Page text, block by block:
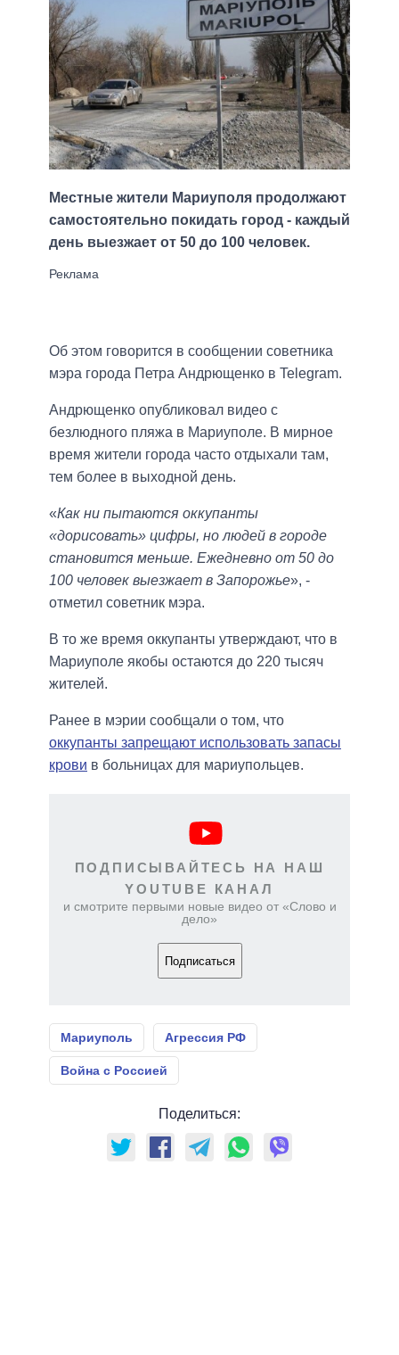
Местные жители Мариуполя продолжают
самостоятельно покидать город - каждый
день выезжает от 50 до 100 человек.
Об этом говорится в сообщении советника
мэра города Петра Андрющенко в Telegram.
Андрющенко опубликовал видео с
безлюдного пляжа в Мариуполе. В мирное
время жители города часто отдыхали там,
тем более в выходной день.
«Как ни пытаются оккупанты
«дорисовать» цифры, но людей в городе
становится меньше. Ежедневно от 50 до
100 человек выезжает в Запорожье», -
отметил советник мэра.
В то же время оккупанты утверждают, что в
Мариуполе якобы остаются до 220 тысяч
жителей.
Ранее в мэрии сообщали о том, что
оккупанты запрещают использовать запасы
крови в больницах для мариупольцев.
ПОДПИСЫВАЙТЕСЬ НА НАШ
YOUTUBE КАНАЛ
и смотрите первыми новые видео от «Слово и
дело»
Подписаться
Мариуполь Агрессия РФ
Война с Россией
Поделиться: